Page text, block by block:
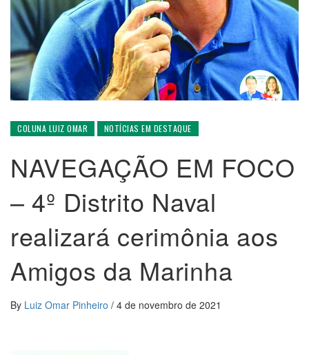
COLUNA LUIZ OMAR NOTÍCIAS EM DESTAQUE
NAVEGAÇÃO EM FOCO
– 4º Distrito Naval
realizará cerimônia aos
Amigos da Marinha
By Luiz Omar Pinheiro / 4 de novembro de 2021